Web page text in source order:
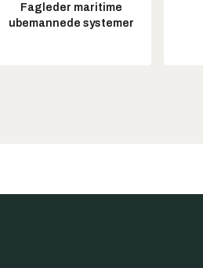
Fagleder maritime
ubemannede systemer